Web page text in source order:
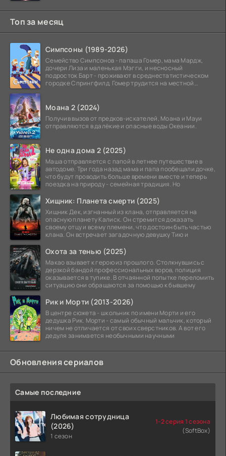
Топ за месяц
Симпсоны (1989-2026)
Семейство Симпсонов - папаша Гомер, мама Мардж,
дочери Лиза и маленькая Мэгги, и несносный
подросток Барт - проживают в среднестатистическом
городке Спрингфилд. Гомер трудится на местной
Моана 2 (2024)
Получив вызов от предков-искателей, Моана и Мауи
отправляются в далёкие и опасные воды Океании.
Не одна дома 2 (2025)
Маша отправляется с папой в летнее путешествие в
автодоме. Три года назад мама и папа пообещали дочке,
что будут проводить больше времени вместе и теперь
поездка на природу - семейная традиция. Но
Хищник: Планета смерти (2025)
Хищник Дек, изгнанный из клана, отправляется на
опасную планету Калиск. Он стремится доказать
своему отцу и всему племени, что достоин быть частью
клана. Он встречает загадочную девушку Тию и
Охота за тенью (2025)
Макао взывает к герою из прошлого. Столкнувшись с
дерзкой бандой профессиональных воров, полиция
оказывается в тупике. В отчаянной попытке переломить
ситуацию они обращаются за помощью к бывшему
Рик и Морти (2013-2026)
В центре сюжета - школьник по имени Морти и его
дедушка Рик. Морти - самый обычный мальчик, который
ничем не отличается от своих сверстников. А вот его
дедуля занимается необычными научными
Обновления сериалов
Самые последние
Любимая сотрудница
(2026)
1 сезон
1-2 серия 1 сезона
(SoftBox)